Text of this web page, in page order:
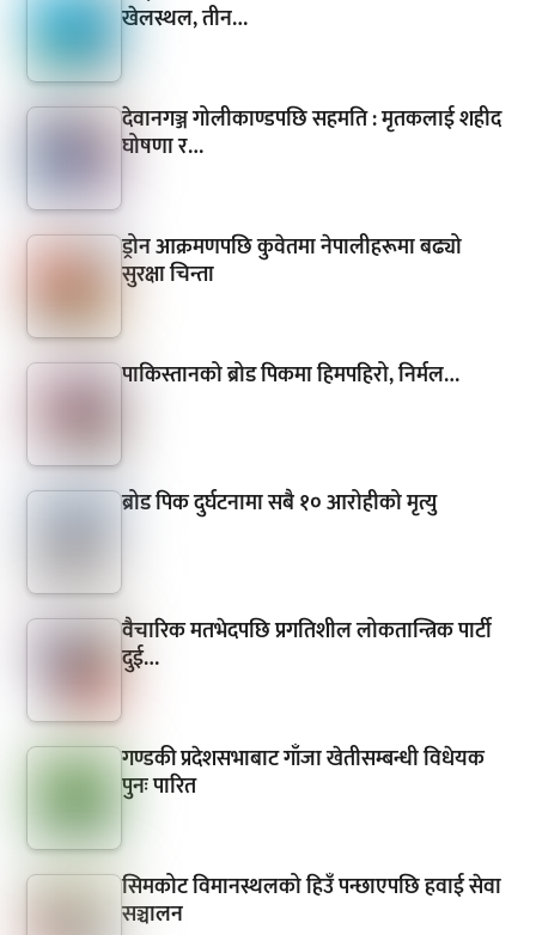
खेलस्थल, तीन…
देवानगञ्ज गोलीकाण्डपछि सहमति : मृतकलाई शहीद
घोषणा र…
ड्रोन आक्रमणपछि कुवेतमा नेपालीहरूमा बढ्यो
सुरक्षा चिन्ता
पाकिस्तानको ब्रोड पिकमा हिमपहिरो, निर्मल…
ब्रोड पिक दुर्घटनामा सबै १० आरोहीको मृत्यु
वैचारिक मतभेदपछि प्रगतिशील लोकतान्त्रिक पार्टी
दुई…
गण्डकी प्रदेशसभाबाट गाँजा खेतीसम्बन्धी विधेयक
पुनः पारित
सिमकोट विमानस्थलको हिउँ पन्छाएपछि हवाई सेवा
सञ्चालन